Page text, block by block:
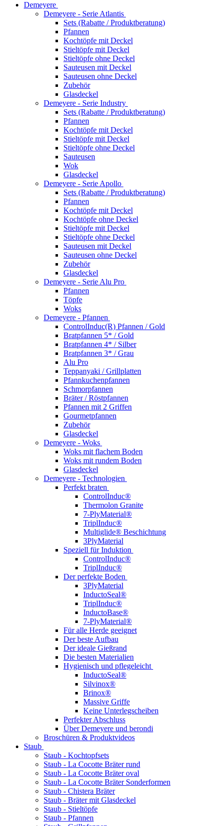
Demeyere
Demeyere - Serie Atlantis
Sets (Rabatte / Produktberatung)
Pfannen
Kochtöpfe mit Deckel
Stieltöpfe mit Deckel
Stieltöpfe ohne Deckel
Sauteusen mit Deckel
Sauteusen ohne Deckel
Zubehör
Glasdeckel
Demeyere - Serie Industry
Sets (Rabatte / Produktberatung)
Pfannen
Kochtöpfe mit Deckel
Stieltöpfe mit Deckel
Stieltöpfe ohne Deckel
Sauteusen
Wok
Glasdeckel
Demeyere - Serie Apollo
Sets (Rabatte / Produktberatung)
Pfannen
Kochtöpfe mit Deckel
Kochtöpfe ohne Deckel
Stieltöpfe mit Deckel
Stieltöpfe ohne Deckel
Sauteusen mit Deckel
Sauteusen ohne Deckel
Zubehör
Glasdeckel
Demeyere - Serie Alu Pro
Pfannen
Töpfe
Woks
Demeyere - Pfannen
ControlInduc(R) Pfannen / Gold
Bratpfannen 5* / Gold
Bratpfannen 4* / Silber
Bratpfannen 3* / Grau
Alu Pro
Teppanyaki / Grillplatten
Pfannkuchenpfannen
Schmorpfannen
Bräter / Röstpfannen
Pfannen mit 2 Griffen
Gourmetpfannen
Zubehör
Glasdeckel
Demeyere - Woks
Woks mit flachem Boden
Woks mit rundem Boden
Glasdeckel
Demeyere - Technologien
Perfekt braten
ControlInduc®
Thermolon Granite
7-PlyMaterial®
TriplInduc®
Multiglide® Beschichtung
3PlyMaterial
Speziell für Induktion
ControlInduc®
TriplInduc®
Der perfekte Boden
3PlyMaterial
InductoSeal®
TriplInduc®
InductoBase®
7-PlyMaterial®
Für alle Herde geeignet
Der beste Aufbau
Der ideale Gießrand
Die besten Materialien
Hygienisch und pflegeleicht
InductoSeal®
Silvinox®
Brinox®
Massive Griffe
Keine Unterlegscheiben
Perfekter Abschluss
Über Demeyere und berondi
Broschüren & Produktvideos
Staub
Staub - Kochtopfsets
Staub - La Cocotte Bräter rund
Staub - La Cocotte Bräter oval
Staub - La Cocotte Bräter Sonderformen
Staub - Chistera Bräter
Staub - Bräter mit Glasdeckel
Staub - Stieltöpfe
Staub - Pfannen